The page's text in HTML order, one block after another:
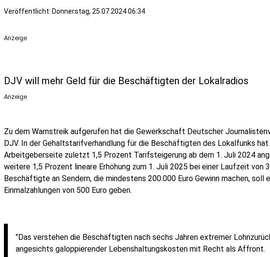
Veröffentlicht: Donnerstag, 25.07.2024 06:34
Anzeige
DJV will mehr Geld für die Beschäftigten der Lokalradios
Anzeige
Zu dem Warnstreik aufgerufen hat die Gewerkschaft Deutscher
DJV. In der Gehaltstarifverhandlung für die Beschäftigten des Lokalfunks hat
Arbeitgeberseite zuletzt 1,5 Prozent Tarifsteigerung ab dem 1. Juli 2024
weitere 1,5 Prozent lineare Erhöhung zum 1. Juli 2025 bei einer Laufzeit von
Beschäftigte an Sendern, die mindestens 200.000 Euro Gewinn machen, soll
Einmalzahlungen von 500 Euro geben.
"Das verstehen die Beschäftigten nach sechs Jahren extremer
angesichts galoppierender Lebenshaltungskosten mit Recht als Affront.